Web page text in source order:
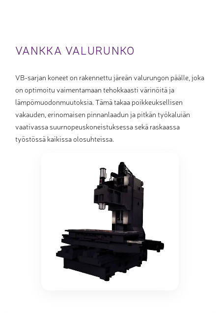
VANKKA VALURUNKO
VB-sarjan koneet on rakennettu järeän valurungon päälle, joka
on optimoitu vaimentamaan tehokkaasti värinöitä ja
lämpömuodonmuutoksia. Tämä takaa poikkeuksellisen
vakauden, erinomaisen pinnanlaadun ja pitkän työkaluiän
vaativassa suurnopeuskoneistuksessa sekä raskaassa
työstössä kaikissa olosuhteissa.